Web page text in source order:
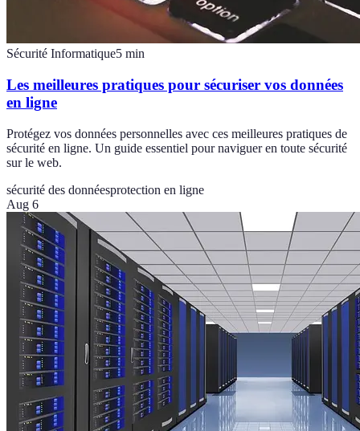
Sécurité Informatique5 min
Les meilleures pratiques pour sécuriser vos données
en ligne
Protégez vos données personnelles avec ces meilleures pratiques de
sécurité en ligne. Un guide essentiel pour naviguer en toute sécurité
sur le web.
sécurité des donnéesprotection en ligne
Aug 6